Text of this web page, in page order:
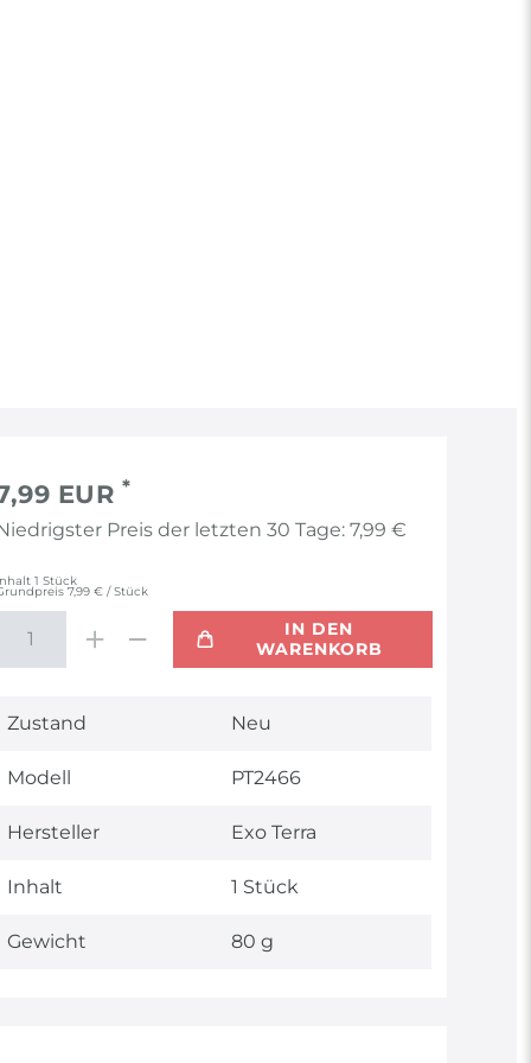
EUR *
Preis der letzten 30 Tage:7,99 €
1Stück
7,99 € / Stück
IN DEN
WARENKORB
Technisches
Wert
Zustand Neu
Modell PT2466
Hersteller Exo Terra
Inhalt 1 Stück
Gewicht 80 g